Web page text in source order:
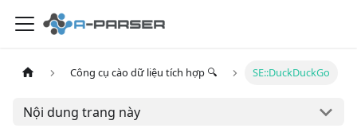
Công cụ cào dữ liệu tích hợp 🔍 SE::DuckDuckGo
Nội dung trang này